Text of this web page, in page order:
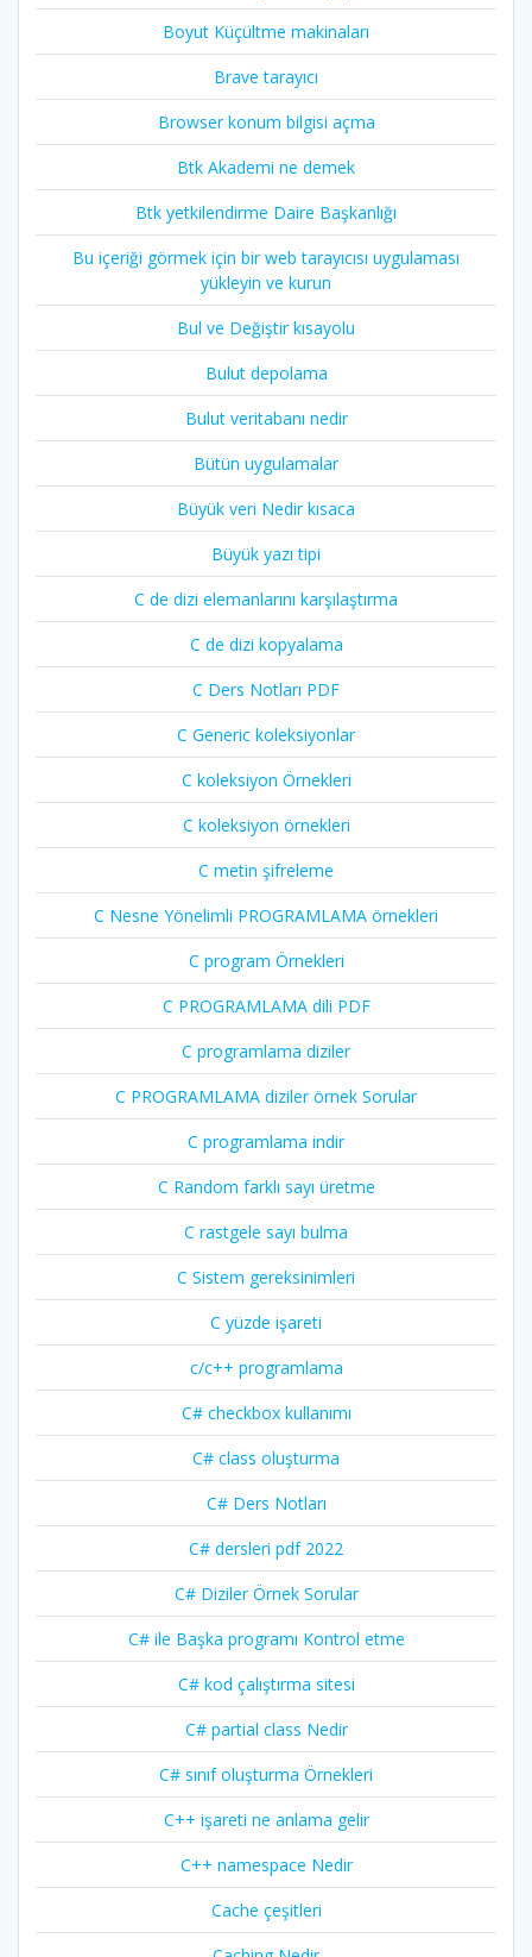
Boyut Küçültme makinaları
Brave tarayıcı
Browser konum bilgisi açma
Btk Akademi ne demek
Btk yetkilendirme Daire Başkanlığı
Bu içeriği görmek için bir web tarayıcısı uygulaması
yükleyin ve kurun
Bul ve Değiştir kısayolu
Bulut depolama
Bulut veritabanı nedir
Bütün uygulamalar
Büyük veri Nedir kısaca
Büyük yazı tipi
C de dizi elemanlarını karşılaştırma
C de dizi kopyalama
C Ders Notları PDF
C Generic koleksiyonlar
C koleksiyon Örnekleri
C koleksiyon örnekleri
C metin şifreleme
C Nesne Yönelimli PROGRAMLAMA örnekleri
C program Örnekleri
C PROGRAMLAMA dili PDF
C programlama diziler
C PROGRAMLAMA diziler örnek Sorular
C programlama indir
C Random farklı sayı üretme
C rastgele sayı bulma
C Sistem gereksinimleri
C yüzde işareti
c/c++ programlama
C# checkbox kullanımı
C# class oluşturma
C# Ders Notları
C# dersleri pdf 2022
C# Diziler Örnek Sorular
C# ile Başka programı Kontrol etme
C# kod çalıştırma sitesi
C# partial class Nedir
C# sınıf oluşturma Örnekleri
C++ işareti ne anlama gelir
C++ namespace Nedir
Cache çeşitleri